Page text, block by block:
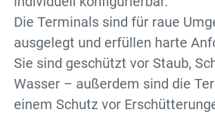
Die Terminals sind für raue
ausgelegt und erfüllen harte
Sie sind geschützt vor Staub,
Wasser – außerdem sind die
einem Schutz vor